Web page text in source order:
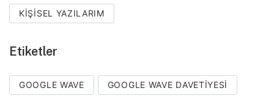
KIŞISEL YAZILARIM
Etiketler
GOOGLE WAVE GOOGLE WAVE DAVETIYESI